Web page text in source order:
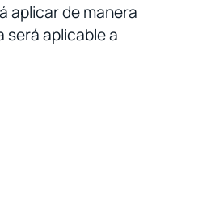
aplicar de manera
será aplicable a